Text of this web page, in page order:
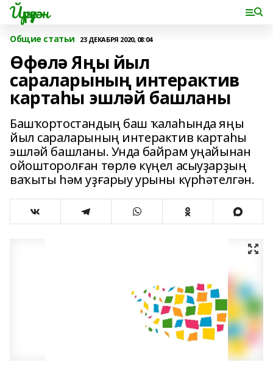
Йүрүҙән
Общие статьи 23 ДЕКАБРЯ 2020, 08:04
Өфөлә Яңы йыл
сараларының интерактив
картаһы эшләй башланы
Башҡортостандың баш ҡалаһында яңы
йыл сараларының интерактив картаһы
эшләй башланы. Унда байрам уңайынан
ойошторолған төрлө күңел асыуҙарҙың
ваҡыты һәм уҙғарыу урыны күрһәтелгән.